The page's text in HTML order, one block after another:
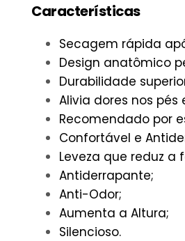
Características
Secagem rápida
Design anatômico
Durabilidade
Alivia dores nos pés
Recomendado por
Confortável e
Leveza que reduz a
Antiderrapante;
Anti-Odor;
Aumenta a Altura;
Silencioso.